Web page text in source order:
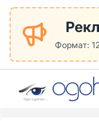
Формат: